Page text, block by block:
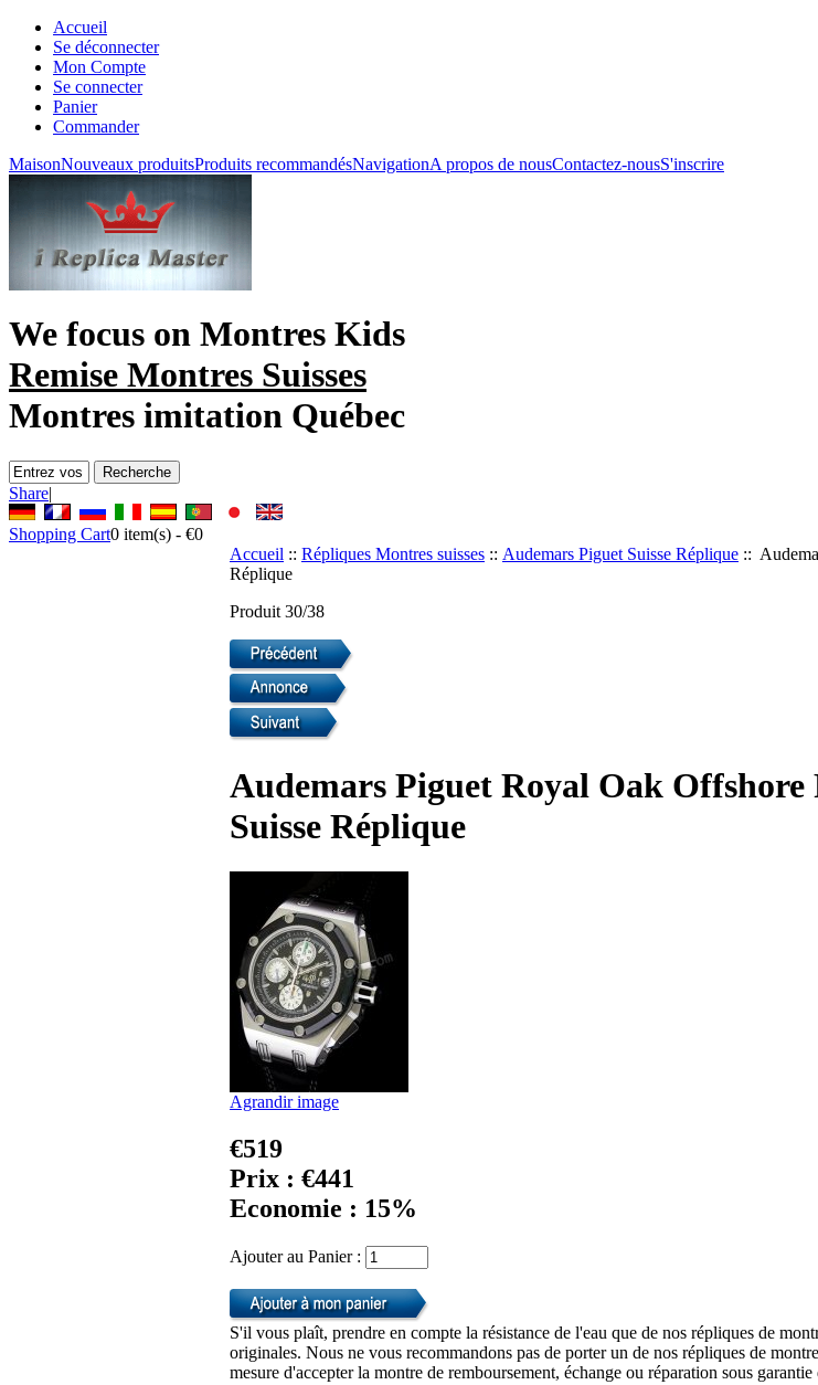
Accueil
Se déconnecter
Mon Compte
Se connecter
Panier
Commander
MaisonNouveaux produitsProduits recommandésNavigationA propos de nousContactez-nousS'inscrire
We focus on Montres Kids
Remise Montres Suisses
Montres imitation Québec
Share|
Shopping Cart0 item(s) - €0
Accueil :: Répliques Montres suisses :: Audemars Piguet Suisse Réplique ::
Réplique
Produit 30/38
Audemars Piguet Royal Oak
Suisse Réplique
Agrandir image
€519
Prix : €441
Economie : 15%
Ajouter au Panier :
S'il vous plaît, prendre en compte la résistance de l'eau que de nos répliques de
originales. Nous ne vous recommandons pas de porter un de nos répliques de
mesure d'accepter la montre de remboursement, échange ou réparation sous